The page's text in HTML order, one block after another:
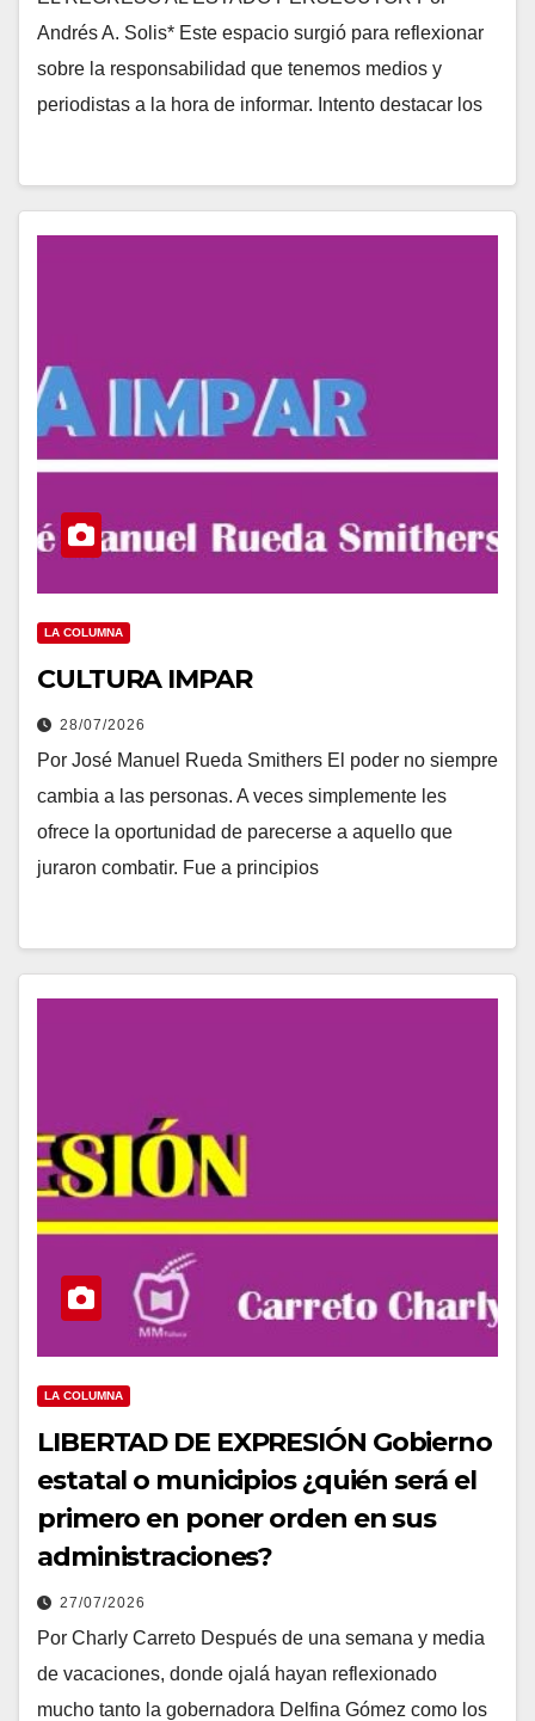
Andrés A. Solis* Este espacio surgió para reflexionar
sobre la responsabilidad que tenemos medios y
periodistas a la hora de informar. Intento destacar los
LA COLUMNA
CULTURA IMPAR
28/07/2026
Por José Manuel Rueda Smithers El poder no siempre
cambia a las personas. A veces simplemente les
ofrece la oportunidad de parecerse a aquello que
juraron combatir. Fue a principios
LA COLUMNA
LIBERTAD DE EXPRESIÓN Gobierno
estatal o municipios ¿quién será el
primero en poner orden en sus
administraciones?
27/07/2026
Por Charly Carreto Después de una semana y media
de vacaciones, donde ojalá hayan reflexionado
mucho tanto la gobernadora Delfina Gómez como los